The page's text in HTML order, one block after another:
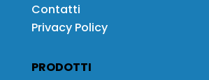
Contatti
Privacy Policy
PRODOTTI